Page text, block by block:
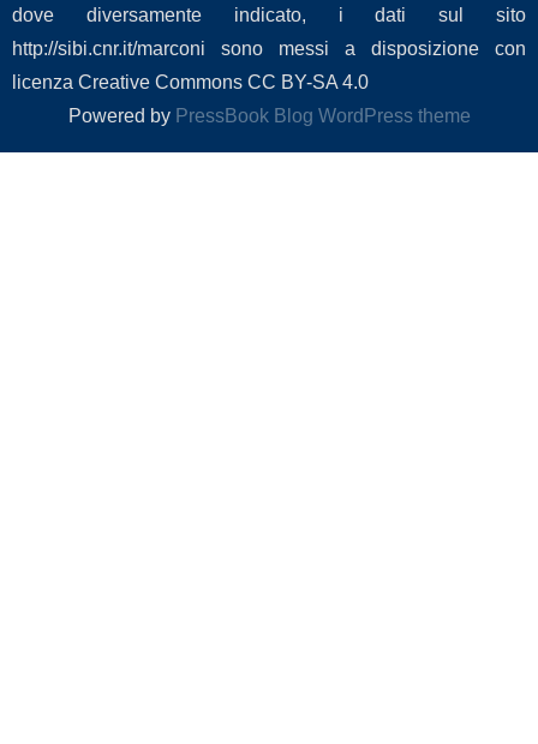
dove diversamente indicato, i dati sul sito
http://sibi.cnr.it/marconi sono messi a disposizione con
licenza Creative Commons CC BY-SA 4.0
Powered by PressBook Blog WordPress theme